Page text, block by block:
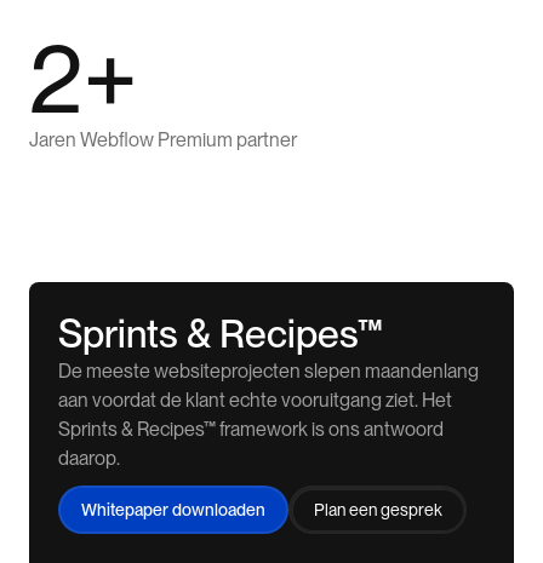
2+
Jaren Webflow Premium partner
Sprints & Recipes™
De meeste websiteprojecten slepen maandenlang
aan voordat de klant echte vooruitgang ziet. Het
Sprints & Recipes™ framework is ons antwoord
daarop.
Whitepaper downloaden Plan een gesprek